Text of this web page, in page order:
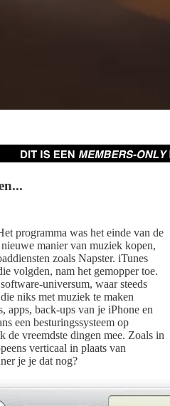
programma was het einde van de
manier van muziek kopen,
zoals Napster. iTunes
volgden, nam het gemopper toe.
universum, waar steeds
niks met muziek te maken
apps, back-ups van je iPhone en
een besturingssysteem op
de vreemdste dingen mee. Zoals in
verticaal in plaats van
je je dat nog?